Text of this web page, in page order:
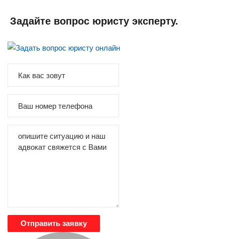
Задайте вопрос юристу эксперту.
Отправить заявку